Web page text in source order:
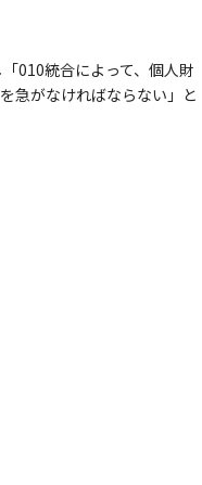
010統合によって、個人財
急がなければならない」と